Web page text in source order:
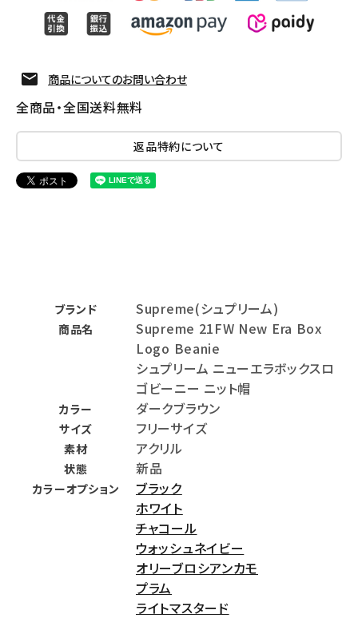
商品についてのお問い合わせ
全商品・全国送料無料
返品特約について
ブランド Supreme(シュプリーム)
商品名
Supreme 21FW New Era Box
Logo Beanie
シュプリーム ニューエラボックスロ
ゴビーニー ニット帽
カラー ダークブラウン
サイズ フリーサイズ
素材 アクリル
状態 新品
カラーオプション
ブラック
ホワイト
チャコール
ウォッシュネイビー
オリーブロシアンカモ
プラム
ライトマスタード